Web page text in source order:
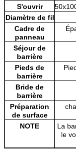
S'ouvrir
Diamètre de fil
Cadre de
panneau
Séjour de
barrière
Pieds de
barrière
Bride de
barrière
Préparation
de surface
NOTE
La
le